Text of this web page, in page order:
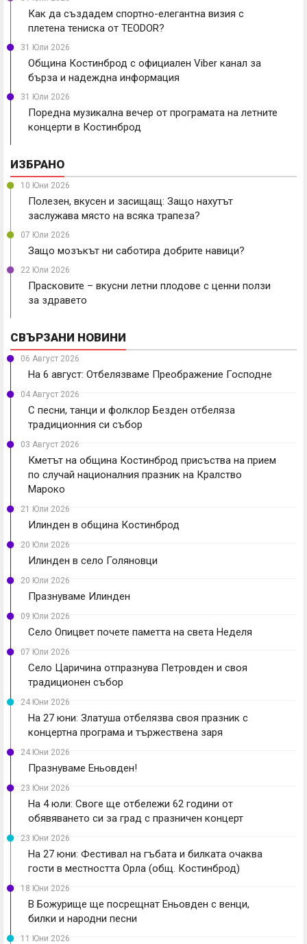
Как да създадем спортно-елегантна визия с
плетена тениска от TEODOR?
31 Юли 2026
Община Костинброд с официален Viber канал за
бърза и надеждна информация
31 Юли 2026
Поредна музикална вечер от програмата на летните
концерти в Костинброд
ИЗБРАНО
10 Юни 2026
Полезен, вкусен и засищащ: Защо нахутът
заслужава място на всяка трапеза?
07 Юли 2026
Защо мозъкът ни саботира добрите навици?
22 Юли 2026
Прасковите – вкусни летни плодове с ценни ползи
за здравето
СВЪРЗАНИ НОВИНИ
06 Август 2026
На 6 август: Отбелязваме Преображение Господне
04 Август 2026
С песни, танци и фолклор Безден отбеляза
традиционния си събор
03 Август 2026
Кметът на община Костинброд присъства на прием
по случай националния празник на Кралство
Мароко
21 Юли 2026
Илинден в община Костинброд
20 Юли 2026
Илинден в село Голяновци
20 Юли 2026
Празнуваме Илинден
09 Юли 2026
Село Опицвет почете паметта на света Неделя
07 Юли 2026
Село Царичина отпразнува Петровден и своя
традиционен събор
24 Юни 2026
На 27 юни: Златуша отбелязва своя празник с
концертна програма и тържествена заря
24 Юни 2026
Празнуваме Еньовден!
23 Юни 2026
На 4 юли: Своге ще отбележи 62 години от
обявяването си за град с празничен концерт
23 Юни 2026
На 27 юни: Фестивал на гъбата и билката очаква
гости в местността Орла (общ. Костинброд)
18 Юни 2026
В Божурище ще посрещнат Еньовден с венци,
билки и народни песни
11 Юни 2026